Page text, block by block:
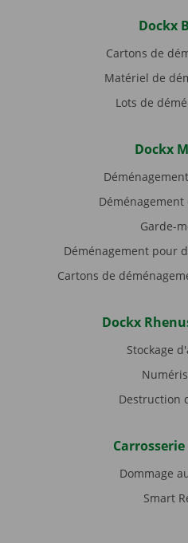
Dockx
Cartons de
Matériel de
Lots de
Dockx
Garde-
Déménagement pour
Cartons de
Dockx
Stockage
Destruction
Dommage
Smart